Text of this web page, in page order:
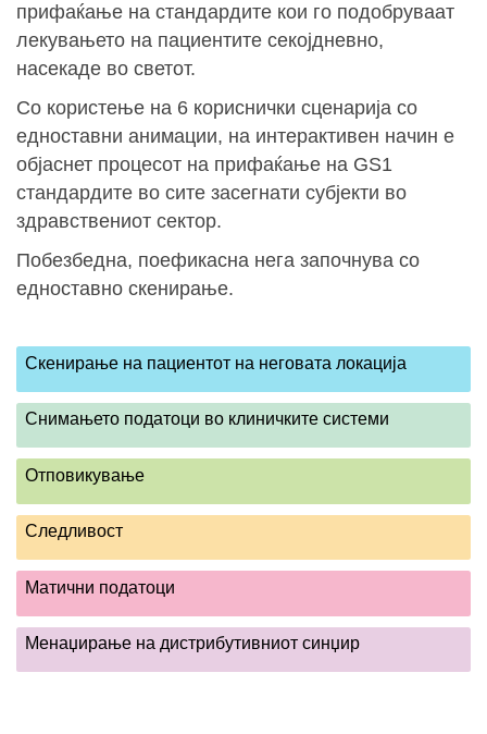
прифаќање на стандардите кои го подобруваат
лекувањето на пациентите секојдневно,
насекаде во светот.
Со користење на 6 кориснички сценарија со
едноставни анимации, на интерактивен начин е
објаснет процесот на прифаќање на GS1
стандардите во сите засегнати субјекти во
здравствениот сектор.
Побезбедна, поефикасна нега започнува со
едноставно скенирање.
Скенирање на пациентот на неговата локација
Снимањето податоци во клиничките системи
Отповикување
Следливост
Матични податоци
Менаџирање на дистрибутивниот синџир